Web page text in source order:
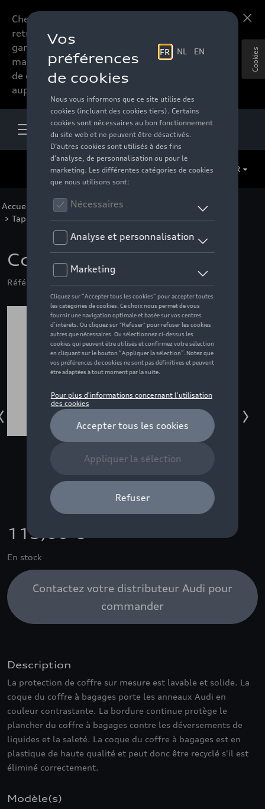
Chers accessoires-lovers,
retrouvez dorénavant toute la
gamme d’accessoires de votre
marque préférée sous forme
de catalogue à commander
auprès de votre distributeur.
FR
Accueil Pour votre Audi > Confort et protection
> Tapis et coquilles de coffre > Détail
Coquille de coffre
Référence: 85H061180
115,00 €
En stock
Contactez votre distributeur Audi pour
commander
Description
La protection de coffre sur mesure est lavable et solide. La
coque du coffre à bagages porte les anneaux Audi en
couleur contrastante. La bordure continue protège le
plancher du coffre à bagages contre les déversements de
liquides et la saleté. La coque du coffre à bagages est en
plastique de haute qualité et peut donc être recyclé s'il est
éliminé correctement.
Modèle(s)
Cookies